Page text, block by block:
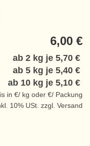
6,00 €
ab 2 kg je 5,70 €
ab 5 kg je 5,40 €
ab 10 kg je 5,10 €
in €/ kg oder €/ Packung
10% USt. zzgl. Versand